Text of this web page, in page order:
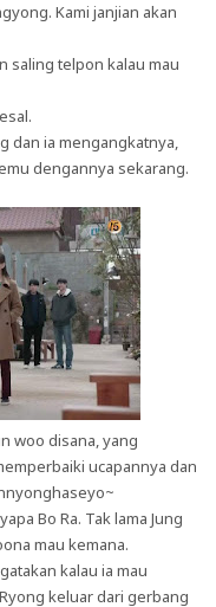
Kami janjian akan
saling telpon kalau mau
dan ia mengangkatnya,
dengannya sekarang.
woo disana, yang
ucapannya dan
Bo Ra. Tak lama Jung
mau kemana.
kalau ia mau
keluar dari gerbang